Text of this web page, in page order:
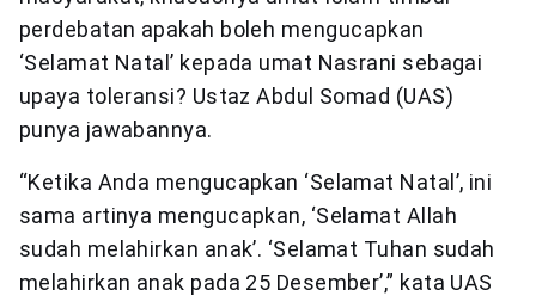
perdebatan apakah boleh mengucapkan
‘Selamat Natal’ kepada umat Nasrani sebagai
upaya toleransi? Ustaz Abdul Somad (UAS)
punya jawabannya.
“Ketika Anda mengucapkan ‘Selamat Natal’, ini
sama artinya mengucapkan, ‘Selamat Allah
sudah melahirkan anak’. ‘Selamat Tuhan sudah
melahirkan anak pada 25 Desember’,” kata UAS